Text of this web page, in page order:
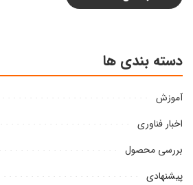
دسته بندی ها
آموزش
اخبار فناوری
بررسی محصول
پیشنهادی